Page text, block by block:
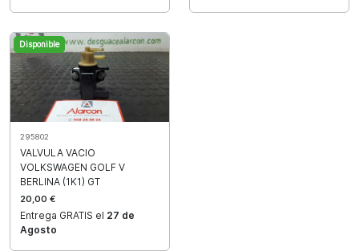
Disponible
295802
VALVULA VACIO
VOLKSWAGEN GOLF V
BERLINA (1K1) GT
20,00 €
Entrega GRATIS el 27 de
Agosto